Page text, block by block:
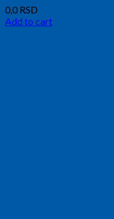
0,0 RSD
Add to cart